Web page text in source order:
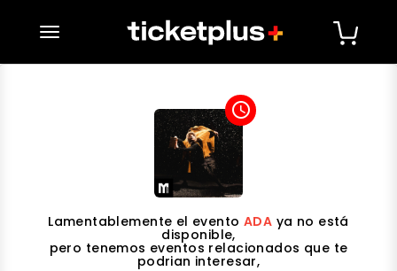
desplegar navegación
access_time
Lamentablemente el eventoADA ya no está
disponible,
pero tenemos eventos relacionados que te
podrian interesar,